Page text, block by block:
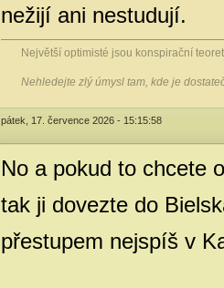
nežijí ani nestudují.
Největší optimisté jsou konspirační
Nehledejte zlý úmysl tam, kde je
pátek, 17. července 2026 - 15:15:58
No a pokud to chcete
tak ji dovezte do
přestupem nejspíš v